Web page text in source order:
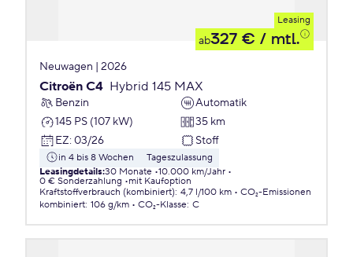
Leasing
ab327 € / mtl.
Neuwagen | 2026
Citroën C4 Hybrid 145 MAX
Benzin
Automatik
145 PS (107 kW)
35 km
EZ: 03/26 Stoff
in 4 bis 8 Wochen
Tageszulassung
Leasingdetails:30 Monate 10.000 km/Jahr
0 € Sonderzahlung
mit Kaufoption
Kraftstoffverbrauch (kombiniert): 4,7 l/100 km
CO₂-Emissionen
kombiniert: 106 g/km CO₂-Klasse: C